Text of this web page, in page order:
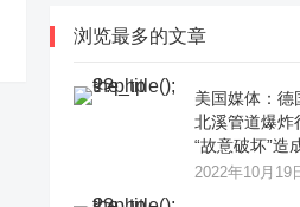
浏览最多的文章
美国媒体：德
北溪管道爆炸
“故意破坏”造
2022年10月19